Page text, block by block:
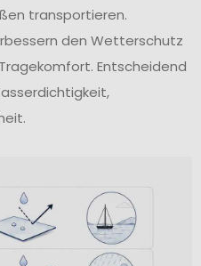
transportieren.
den Wetterschutz
Entscheidend